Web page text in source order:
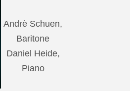
Andrè Schuen,
Baritone
Daniel Heide,
Piano